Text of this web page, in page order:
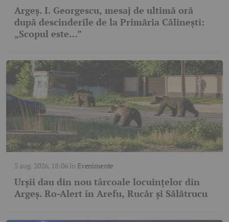
Argeș. I. Georgescu, mesaj de ultimă oră
după descinderile de la Primăria Călinești:
„Scopul este…”
5 aug. 2026, 18:06în Evenimente
Urșii dau din nou târcoale locuințelor din
Argeș. Ro-Alert în Arefu, Rucăr și Sălătrucu